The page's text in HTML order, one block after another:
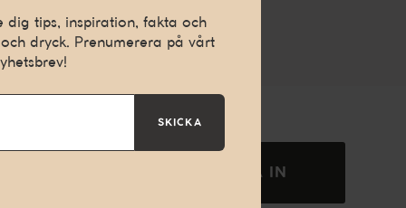
SKICKA IN
tips, inspiration, fakta och
dryck. Prenumerera på vårt
SKICKA